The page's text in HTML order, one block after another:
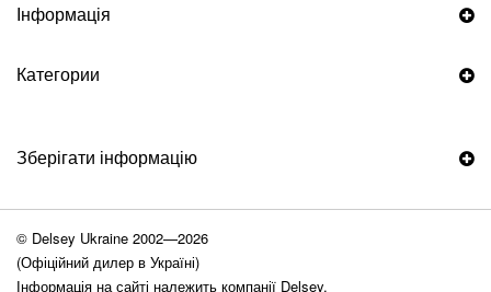
Інформація
Категории
© Delsey Ukraine 2002—2026
(Офіційний дилер в Україні)
Інформація на сайті належить компанії Delsey.
Зберігати інформацію